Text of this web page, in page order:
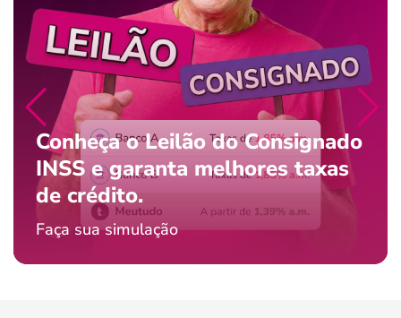
Conheça o Leilão do Consignado
INSS e garanta melhores taxas
de crédito.
Faça sua simulação